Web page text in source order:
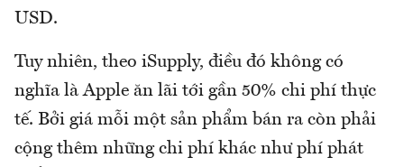
USD.
Tuy nhiên, theo iSupply, điều đó không có
nghĩa là Apple ăn lãi tới gần 50% chi phí thực
tế. Bởi giá mỗi một sản phẩm bán ra còn phải
cộng thêm những chi phí khác như phí phát